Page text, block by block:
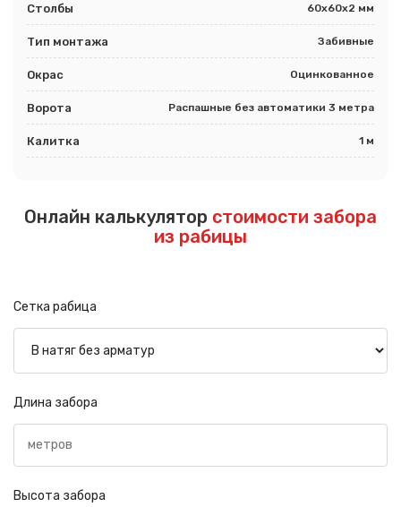
Столбы 60х60х2 мм
Тип монтажа Забивные
Окрас Оцинкованное
Ворота Распашные без автоматики 3 метра
Калитка 1 м
Онлайн калькулятор стоимости забора
из рабицы
Сетка рабица
Длина забора
Высота забора